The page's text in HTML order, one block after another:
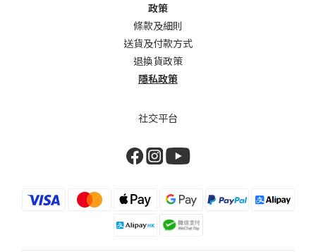
政策
條款及細則
送貨及付款方式
退換貨政策
隱私政策
社交平台